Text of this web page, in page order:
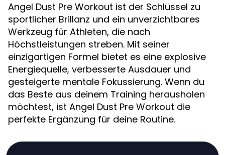
Angel Dust Pre Workout ist der Schlüssel zu
sportlicher Brillanz und ein unverzichtbares
Werkzeug für Athleten, die nach
Höchstleistungen streben. Mit seiner
einzigartigen Formel bietet es eine explosive
Energiequelle, verbesserte Ausdauer und
gesteigerte mentale Fokussierung. Wenn du
das Beste aus deinem Training herausholen
möchtest, ist Angel Dust Pre Workout die
perfekte Ergänzung für deine Routine.